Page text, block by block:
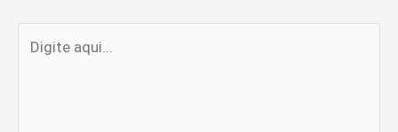
aqui...